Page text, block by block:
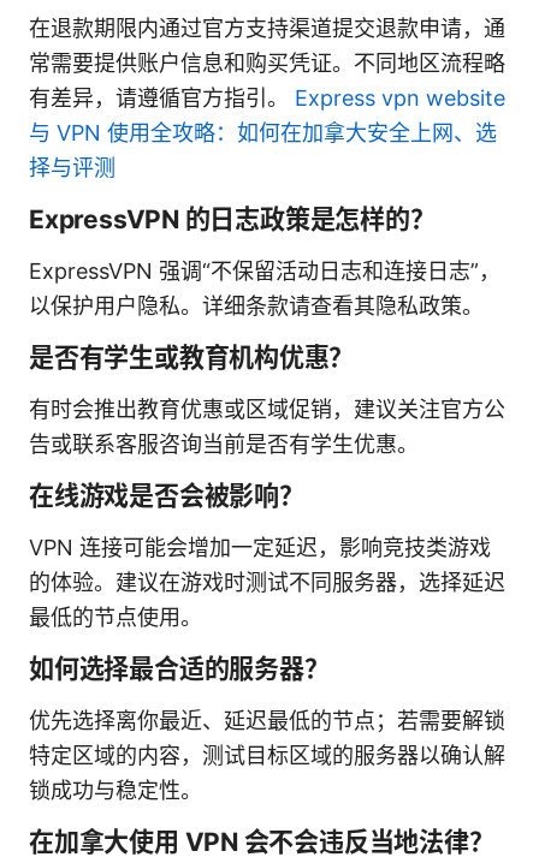
在退款期限内通过官方支持渠道提交退款申请，通
常需要提供账户信息和购买凭证。不同地区流程略
有差异，请遵循官方指引。 Express vpn website
与 VPN 使用全攻略：如何在加拿大安全上网、选
择与评测
ExpressVPN 的日志政策是怎样的？
ExpressVPN 强调“不保留活动日志和连接日志”，
以保护用户隐私。详细条款请查看其隐私政策。
是否有学生或教育机构优惠？
有时会推出教育优惠或区域促销，建议关注官方公
告或联系客服咨询当前是否有学生优惠。
在线游戏是否会被影响？
VPN 连接可能会增加一定延迟，影响竞技类游戏
的体验。建议在游戏时测试不同服务器，选择延迟
最低的节点使用。
如何选择最合适的服务器？
优先选择离你最近、延迟最低的节点；若需要解锁
特定区域的内容，测试目标区域的服务器以确认解
锁成功与稳定性。
在加拿大使用 VPN 会不会违反当地法律？